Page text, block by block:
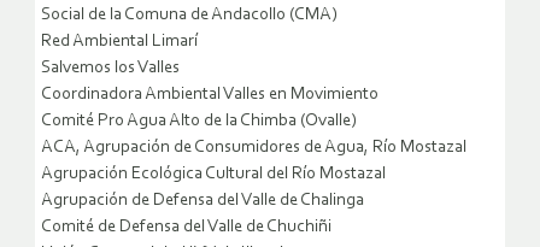
Social de la Comuna de Andacollo (CMA)
Red Ambiental Limarí
Salvemos los Valles
Coordinadora Ambiental Valles en Movimiento
Comité Pro Agua Alto de la Chimba (Ovalle)
ACA, Agrupación de Consumidores de Agua, Río Mostazal
Agrupación Ecológica Cultural del Río Mostazal
Agrupación de Defensa del Valle de Chalinga
Comité de Defensa del Valle de Chuchiñi